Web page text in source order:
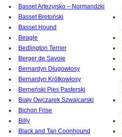
Basset Artezyjsko – Normandzki
Basset Bretoński
Basset Hound
Beagle
Bedlington Terrier
Berger de Savoie
Bernardyn Długowłosy
Bernardyn Krótkowłosy
Berneński Pies Pasterski
Biały Owczarek Szwajcarski
Bichon Frise
Billy
Black and Tan Coonhound